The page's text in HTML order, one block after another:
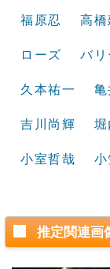
福原忍 高橋
ローズ バ
久本祐一 亀
吉川尚輝 堀
小室哲哉 小
推定関連画